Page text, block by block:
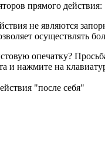
прямого
не являются
осуществлять
опечатку?
и нажмите на
"после себя"